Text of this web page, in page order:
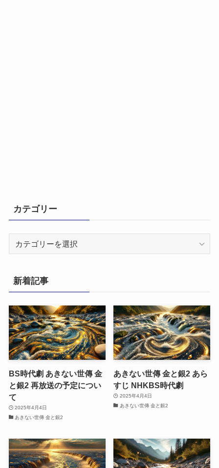
カテゴリー
リ
ー
新着記事
BS時代劇 あきない世傳 金
と銀2 再放送の予定につい
て
2025年4月4日
あきない世傳 金と銀2
あきない世傳 金と銀2 あら
すじ NHKBS時代劇
2025年4月4日
あきない世傳 金と銀2